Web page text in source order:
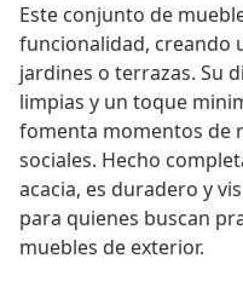
Este conjunto de
funcionalidad, creando
jardines o terrazas. Su
limpias y un toque
fomenta momentos de
sociales. Hecho
acacia, es duradero y
para quienes buscan
muebles de exterior.